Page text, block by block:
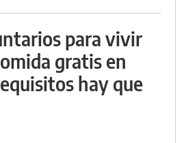
para vivir
gratis en
hay que